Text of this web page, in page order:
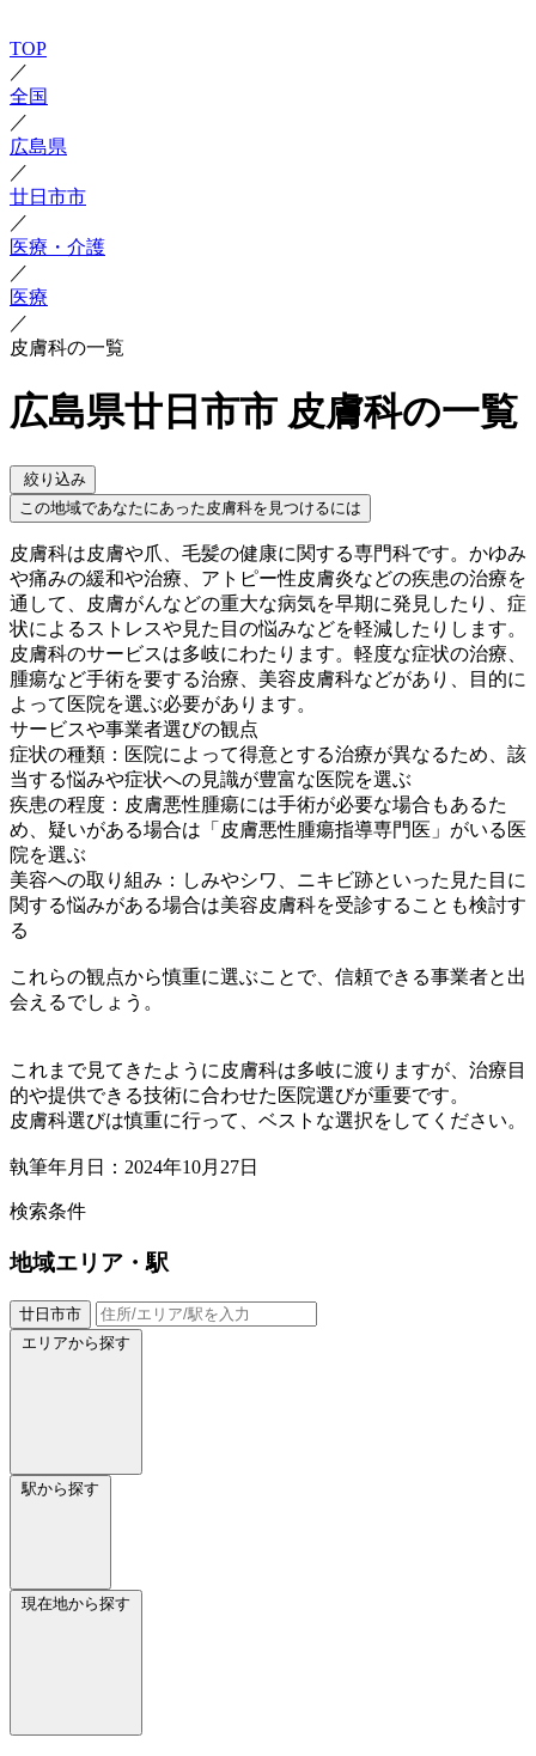
TOP
／
全国
／
広島県
／
廿日市市
／
医療・介護
／
医療
／
皮膚科の一覧
広島県廿日市市 皮膚科の一覧
絞り込み
この地域であなたにあった皮膚科を見つけるには
皮膚科は皮膚や爪、毛髪の健康に関する専門科です。かゆみ
や痛みの緩和や治療、アトピー性皮膚炎などの疾患の治療を
通して、皮膚がんなどの重大な病気を早期に発見したり、症
状によるストレスや見た目の悩みなどを軽減したりします。
皮膚科のサービスは多岐にわたります。軽度な症状の治療、
腫瘍など手術を要する治療、美容皮膚科などがあり、目的に
よって医院を選ぶ必要があります。
サービスや事業者選びの観点
症状の種類：医院によって得意とする治療が異なるため、該
当する悩みや症状への見識が豊富な医院を選ぶ
疾患の程度：皮膚悪性腫瘍には手術が必要な場合もあるた
め、疑いがある場合は「皮膚悪性腫瘍指導専門医」がいる医
院を選ぶ
美容への取り組み：しみやシワ、ニキビ跡といった見た目に
関する悩みがある場合は美容皮膚科を受診することも検討す
る
これらの観点から慎重に選ぶことで、信頼できる事業者と出
会えるでしょう。
これまで見てきたように皮膚科は多岐に渡りますが、治療目
的や提供できる技術に合わせた医院選びが重要です。
皮膚科選びは慎重に行って、ベストな選択をしてください。
執筆年月日：2024年10月27日
検索条件
地域エリア・駅
廿日市市
エリアから探す
駅から探す
現在地から探す